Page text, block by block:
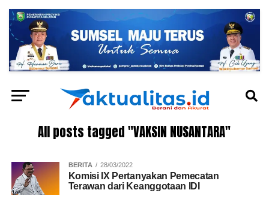
All posts tagged "VAKSIN NUSANTARA"
BERITA 28/03/2022
Komisi IX Pertanyakan Pemecatan
Terawan dari Keanggotaan IDI